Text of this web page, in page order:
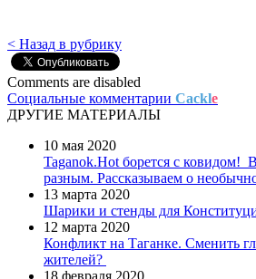
< Назад в рубрику
Comments are disabled
Социальные комментарии Cackle
ДРУГИЕ МАТЕРИАЛЫ
10 мая 2020
Taganok.Hot борется с ковидом!
разным. Рассказываем о
13 марта 2020
Шарики и стенды для
12 марта 2020
Конфликт на Таганке. Сменить
жителей?
18 февраля 2020